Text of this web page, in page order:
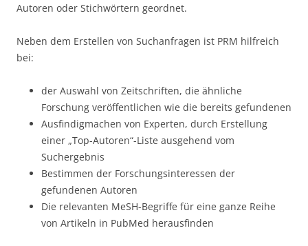
Autoren oder Stichwörtern geordnet.
Neben dem Erstellen von Suchanfragen ist PRM hilfreich
bei:
der Auswahl von Zeitschriften, die ähnliche
Forschung veröffentlichen wie die bereits gefundenen
Ausfindigmachen von Experten, durch Erstellung
einer „Top-Autoren“-Liste ausgehend vom
Suchergebnis
Bestimmen der Forschungsinteressen der
gefundenen Autoren
Die relevanten MeSH-Begriffe für eine ganze Reihe
von Artikeln in PubMed herausfinden